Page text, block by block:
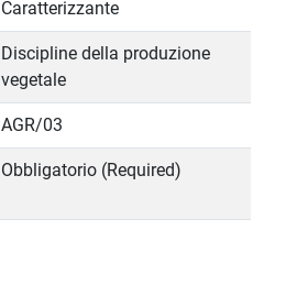
Caratterizzante
Discipline della produzione
vegetale
AGR/03
Obbligatorio (Required)